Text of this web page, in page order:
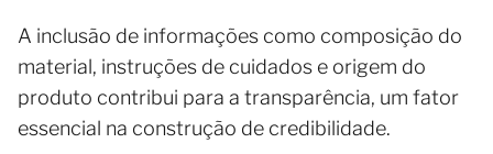
A inclusão de informações como composição do
material, instruções de cuidados e origem do
produto contribui para a transparência, um fator
essencial na construção de credibilidade.